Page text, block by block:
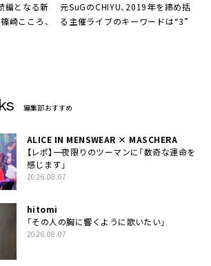
編となる新
崎こころ、
元SuGのCHIYU、2019年を締め括
る主催ライブのキーワードは“3”
編集部おすすめ
ALICE IN MENSWEAR × MASCHERA
【レポ】一夜限りのツーマンに「数奇な運命を
感じます」
2026.08.07
hitomi
「その人の胸に響くように歌いたい」
2026.08.07